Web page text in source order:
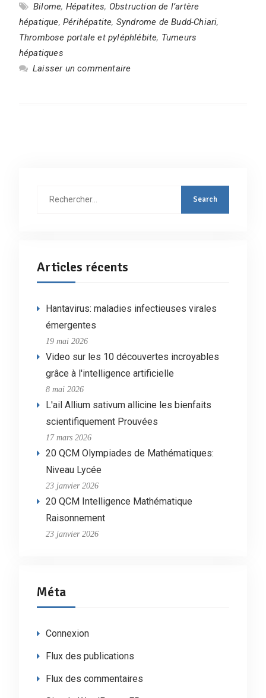
Bilome, Hépatites, Obstruction de l’artère
hépatique, Périhépatite, Syndrome de Budd-Chiari,
Thrombose portale et pyléphlébite, Tumeurs
hépatiques
Laisser un commentaire
Articles récents
Hantavirus: maladies infectieuses virales
émergentes
19 mai 2026
Video sur les 10 découvertes incroyables
grâce à l'intelligence artificielle
8 mai 2026
L'ail Allium sativum allicine les bienfaits
scientifiquement Prouvées
17 mars 2026
20 QCM Olympiades de Mathématiques:
Niveau Lycée
23 janvier 2026
20 QCM Intelligence Mathématique
Raisonnement
23 janvier 2026
Méta
Connexion
Flux des publications
Flux des commentaires